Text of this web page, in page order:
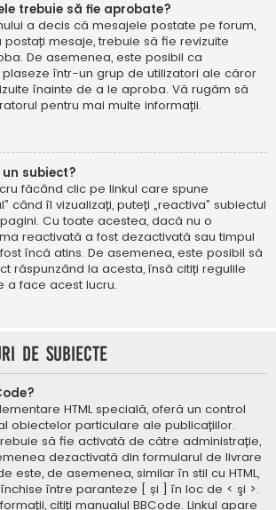
trebuie să fie aprobate?
a decis că mesajele postate pe forum,
mesaje, trebuie să fie revizuite
De asemenea, este posibil ca
într-un grup de utilizatori ale căror
înainte de a le aproba. Vă rugăm să
pentru mai multe informații.
subiect?
făcând clic pe linkul care spune
când îl vizualizați, puteți „reactiva” subiectul
Cu toate acestea, dacă nu o
reactivată a fost dezactivată sau timpul
încă atins. De asemenea, este posibil să
răspunzând la acesta, însă citiți regulile
a face acest lucru.
de subiecte
HTML specială, oferă un control
obiectelor particulare ale publicațiilor.
să fie activată de către administrație,
dezactivată din formularul de livrare
este, de asemenea, similar în stil cu HTML,
între paranteze [ și ] în loc de < şi >.
citiți manualul BBCode. Linkul apare